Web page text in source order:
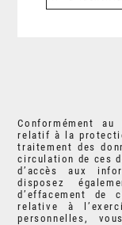
Conformément
relatif à la
traitement des
circulation de ces
d’accès aux
disposez
d’effacement de
relative à
personnelles,